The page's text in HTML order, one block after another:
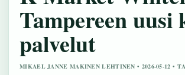
Tampereen uusi
palvelut
MIKAEL JANNE MAKINEN LEHTINEN • 2026-05-12 •